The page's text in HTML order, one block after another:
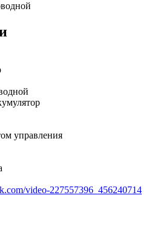
управления
video-227557396_456240714